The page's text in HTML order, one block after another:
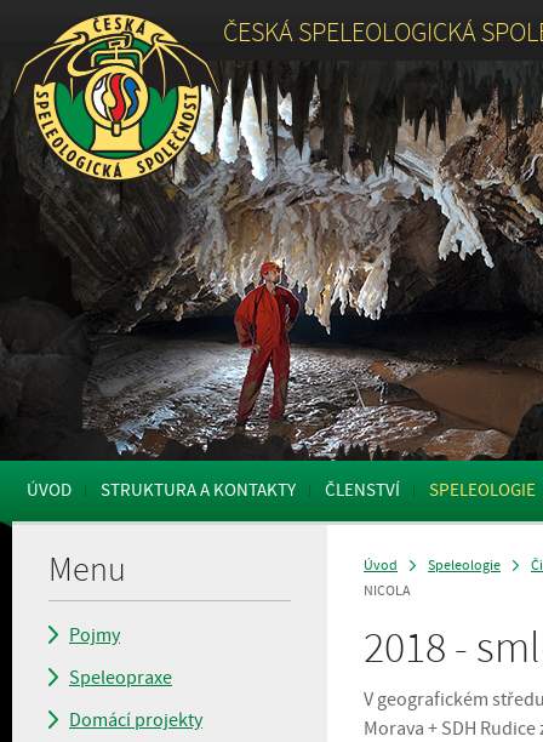
ČESKÁ SPELEOLOGICKÁ
ÚVOD STRUKTURA A KONTAKTY ČLENSTVÍ SPELEOLOGIE
Menu
Pojmy
Speleopraxe
Domácí projekty
Úvod Speleologie
NICOLA
2018 -
V geografickém
Morava + SDH